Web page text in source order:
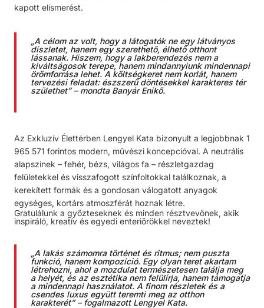
kapott elismerést.
„A célom az volt, hogy a látogatók ne egy látványos
díszletet, hanem egy szerethető, élhető otthont
lássanak. Hiszem, hogy a lakberendezés nem a
kiváltságosok terepe, hanem mindannyiunk mindennapi
örömforrása lehet. A költségkeret nem korlát, hanem
tervezési feladat: észszerű döntésekkel karakteres tér
születhet” – mondta Banyár Enikő.
Az Exkluzív Élettérben Lengyel Kata bizonyult a legjobbnak 1
965 571 forintos modern, művészi koncepcióval. A neutrális
alapszínek – fehér, bézs, világos fa – részletgazdag
felületekkel és visszafogott színfoltokkal találkoznak, a
kerekített formák és a gondosan válogatott anyagok
egységes, kortárs atmoszférát hoznak létre.
Gratulálunk a győzteseknek és minden résztvevőnek, akik
inspiráló, kreatív és egyedi enteriőrökkel neveztek!
„A lakás számomra történet és ritmus; nem puszta
funkció, hanem kompozíció. Egy olyan teret akartam
létrehozni, ahol a mozdulat természetesen találja meg
a helyét, és az esztétika nem felülírja, hanem támogatja
a mindennapi használatot. A finom részletek és a
csendes luxus együtt teremti meg az otthon
karakterét” – fogalmazott Lengyel Kata.